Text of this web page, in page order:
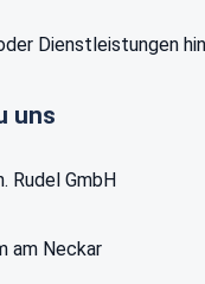
Dienstleistungen
uns
Rudel GmbH
am Neckar